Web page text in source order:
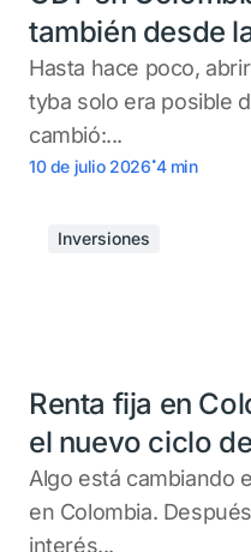
también desde
Hasta hace poco,
tyba solo era posible
cambió:...
10 de julio 2026.4 min
Inversiones
Renta fija en
el nuevo ciclo
Algo está cambiando
en Colombia.
interés...